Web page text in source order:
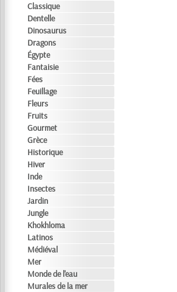
Classique
Dentelle
Dinosaurus
Dragons
Égypte
Fantaisie
Fées
Feuillage
Fleurs
Fruits
Gourmet
Grèce
Historique
Hiver
Inde
Insectes
Jardin
Jungle
Khokhloma
Latinos
Médiéval
Mer
Monde de l'eau
Murales de la mer